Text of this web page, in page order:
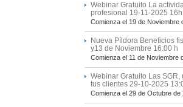
Webinar Gratuito La
profesional 19-11-2025
Comienza el 19 de Noviembre
Nueva Píldora Beneficios
y13 de Noviembre 16:00 h
Comienza el 11 de Noviembre
Webinar Gratuito Las
tus clientes 29-10-2025
Comienza el 29 de Octubre de